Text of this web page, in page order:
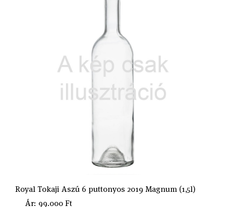
Royal Tokaji Aszú 6 puttonyos 2019 Magnum (1,5l)
Ár: 99.000 Ft